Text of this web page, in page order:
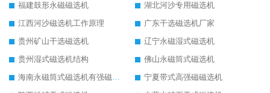
福建鼓形永磁磁选机
湖北河沙专用磁选机
江西河沙磁选机工作原理
广东干选磁选机厂家
贵州矿山干选磁选机
辽宁永磁湿式磁选机
贵州湿式磁选机结构
佛山永磁筒式磁选机
海南永磁筒式磁选机有强磁的吗
宁夏带式高强磁磁选机